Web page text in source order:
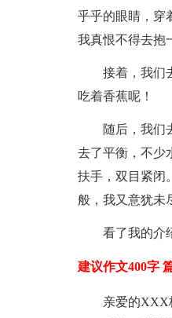
乎乎的眼睛，穿
我真恨不得去抱
接着，我们
吃着香蕉呢！
随后，我们
去了平衡，不少
扶手，双目紧闭
般，我又意犹未
看了我的介
建议作文400字
亲爱的XXX